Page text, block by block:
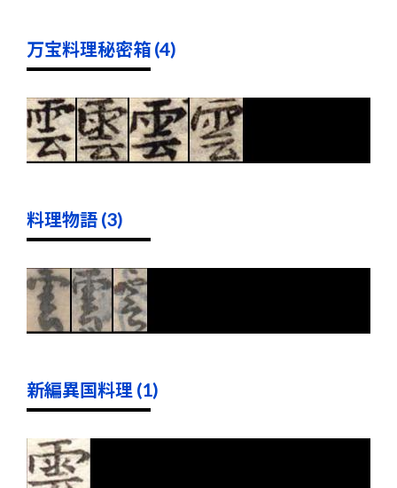
万宝料理秘密箱 (4)
料理物語 (3)
新編異国料理 (1)